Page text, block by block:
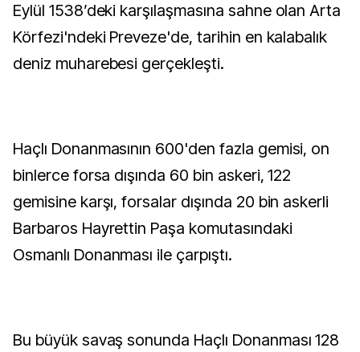
Eylül 1538’deki karşılaşmasına sahne olan Arta
Körfezi'ndeki Preveze'de, tarihin en kalabalık
deniz muharebesi gerçekleşti.
Haçlı Donanmasının 600'den fazla gemisi, on
binlerce forsa dışında 60 bin askeri, 122
gemisine karşı, forsalar dışında 20 bin askerli
Barbaros Hayrettin Paşa komutasındaki
Osmanlı Donanması ile çarpıştı.
Bu büyük savaş sonunda Haçlı Donanması 128